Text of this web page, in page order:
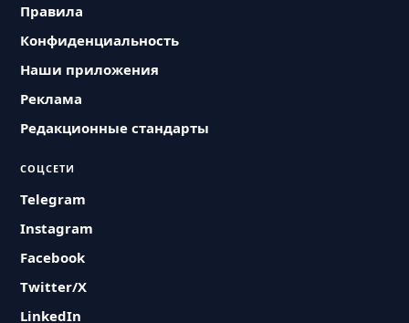
Правила
Конфиденциальность
Наши приложения
Реклама
Редакционные стандарты
СОЦСЕТИ
Telegram
Instagram
Facebook
Twitter/X
LinkedIn